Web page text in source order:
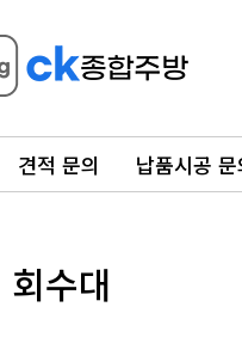
견적 문의 납품시공 문
수대